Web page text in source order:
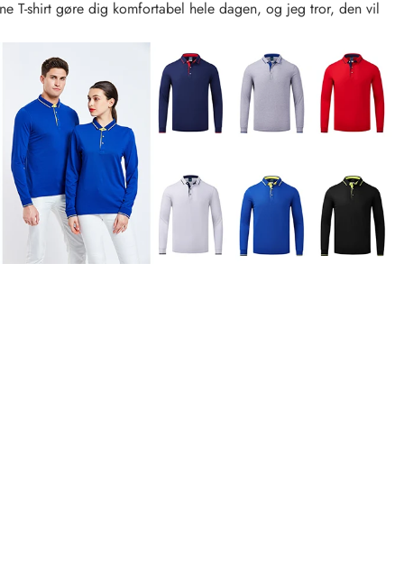
T-shirt gøre dig komfortabel hele dagen, og jeg tror, ​​den vil